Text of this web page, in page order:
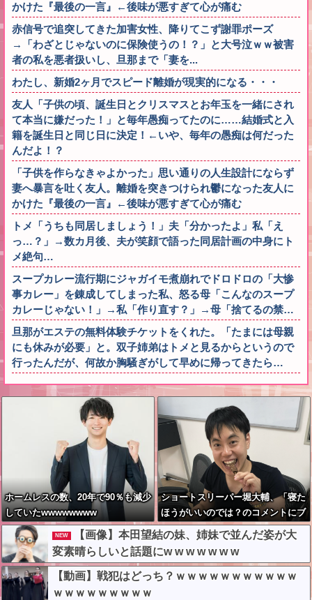
かけた『最後の一言』←後味が悪すぎて心が痛む
赤信号で追突してきた加害女性、降りてこず謝罪ポーズ
→「わざとじゃないのに保険使うの！？」と大号泣ｗｗ被害
者の私を悪者扱いし、旦那まで「妻を...
わたし、新婚2ヶ月でスピード離婚が現実的になる・・・
友人「子供の頃、誕生日とクリスマスとお年玉を一緒にされ
て本当に嫌だった！」と毎年愚痴ってたのに……結婚式と入
籍を誕生日と同じ日に決定！←いや、毎年の愚痴は何だった
んだよ！？
「子供を作らなきゃよかった」思い通りの人生設計にならず
妻へ暴言を吐く友人。離婚を突きつけられ鬱になった友人に
かけた『最後の一言』←後味が悪すぎて心が痛む
トメ「うちも同居しましょう！」夫「分かったよ」私「え
っ…？」→数カ月後、夫が笑顔で語った同居計画の中身にト
メ絶句…
スープカレー流行期にジャガイモ煮崩れでドロドロの「大惨
事カレー」を錬成してしまった私、怒る母「こんなのスープ
カレーじゃない！」→私「作り直す？」→母「捨てるの禁…
旦那がエステの無料体験チケットをくれた。「たまには母親
にも休みが必要」と。双子姉弟はトメと見るからというので
行ったんだが、何故か胸騒ぎがして早めに帰ってきたら…
ホームレスの数、20年で90％も減少
していたwwwwwwww
ショートスリーパー堀大輔、「寝た
ほうがいいのでは？のコメントにブ
チギレ
NEW
【画像】本田望結の妹、姉妹で並んだ姿が大
変素晴らしいと話題にw w w w w w w
【動画】戦犯はどっち？ｗｗｗｗｗｗｗｗｗｗｗ
ｗｗｗｗｗｗｗｗｗ